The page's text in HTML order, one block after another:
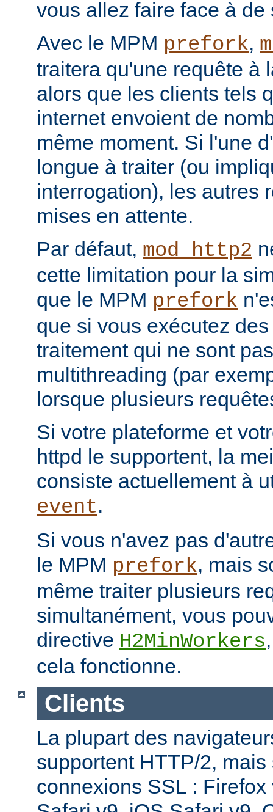
vous allez faire face à
Avec le MPM prefork,
traitera qu'une requête à
alors que les clients tels
internet envoient de
même moment. Si l'une
longue à traiter (ou
interrogation), les autres
mises en attente.
Par défaut, mod_http2
cette limitation pour la
que le MPM prefork
que si vous exécutez
traitement qui ne sont
multithreading (par
lorsque plusieurs
Si votre plateforme et
httpd le supportent, la
consiste actuellement à
event.
Si vous n'avez pas
le MPM prefork, mais
même traiter plusieurs
simultanément, vous
directive H2MinWorkers
cela fonctionne.
Clients
La plupart des
supportent HTTP/2,
connexions SSL :